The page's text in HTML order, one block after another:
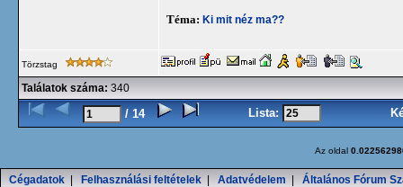
Téma: Ki mit néz ma??
Törzstag
Találatok száma: 340
/ 14 Lista:
Az oldal
Cégadatok Felhasználási feltételek Adatvédelem Általános Fórum